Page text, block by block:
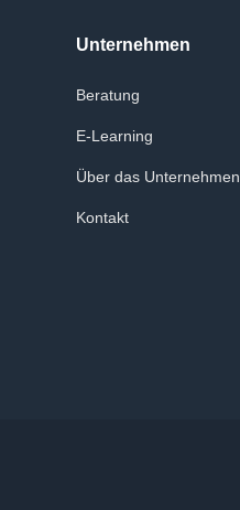
Unternehmen
Beratung
E-Learning
Über das Unternehmen
Kontakt